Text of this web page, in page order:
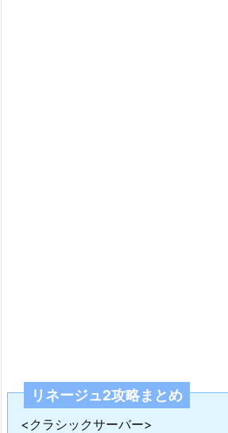
リネージュ2攻略まとめ
<クラシックサーバー>